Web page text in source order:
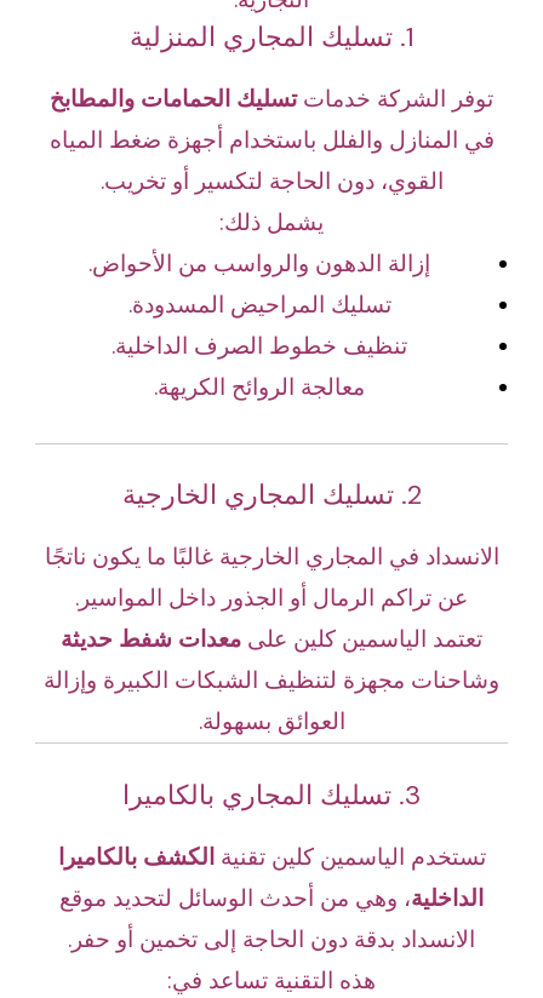
1. تسليك المجاري المنزلية
توفر الشركة خدماتتسليك الحمامات والمطابخ
في المنازل والفلل باستخدام أجهزة ضغط المياه
القوي، دون الحاجة لتكسير أو تخريب.
يشمل ذلك:
إزالة الدهون والرواسب من الأحواض.
تسليك المراحيض المسدودة.
تنظيف خطوط الصرف الداخلية.
معالجة الروائح الكريهة.
2. تسليك المجاري الخارجية
الانسداد في المجاري الخارجية غالبًا ما يكون ناتجًا
عن تراكم الرمال أو الجذور داخل المواسير.
تعتمد الياسمين كلين على معدات شفط حديثة
وشاحنات مجهزة لتنظيف الشبكات الكبيرة وإزالة
العوائق بسهولة.
3. تسليك المجاري بالكاميرا
تستخدم الياسمين كلين تقنيةالكشف بالكاميرا
الداخلية، وهي من أحدث الوسائل لتحديد موقع
الانسداد بدقة دون الحاجة إلى تخمين أو حفر.
هذه التقنية تساعد في: